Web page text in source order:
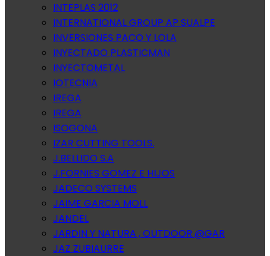
INTEPLAS 2012
INTERNATIONAL GROUP AP SUALPE
INVERSIONES PACO Y LOLA
INYECTADO PLASTICMAN
INYECTOMETAL
IOTECNIA
IREGA
IREGA
ISOGONA
IZAR CUTTING TOOLS.
J.BELLIDO S.A
J.FORNIES GOMEZ E HIJOS
JADECO SYSTEMS
JAIME GARCIA MOLL
JANDEL
JARDIN Y NATURA , OUTDOOR @GAR
JAZ ZUBIAURRE